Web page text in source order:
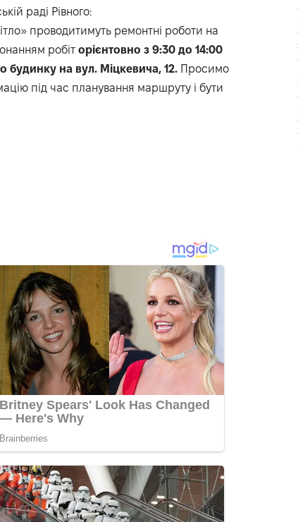
раді Рівного:
проводитимуть ремонтні роботи на
робіт орієнтовно з 9:30 до 14:00
будинку на вул. Міцкевича, 12. Просимо
під час планування маршруту і бути